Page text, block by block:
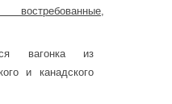
вагонка из
и канадского